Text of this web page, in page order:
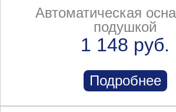
Автоматическая
подушкой
1 148 руб.
Подробнее